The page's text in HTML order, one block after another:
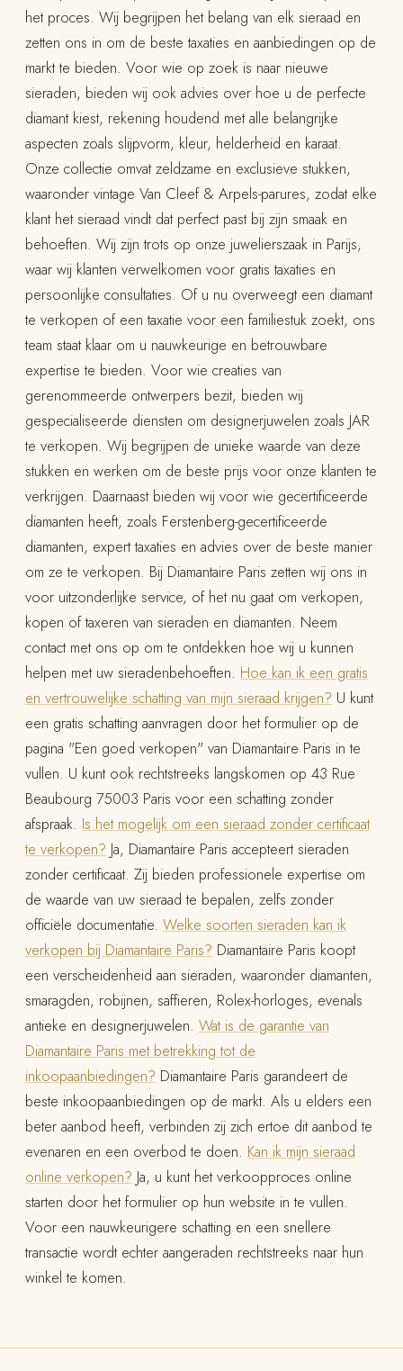
het proces. Wij begrijpen het belang van elk sieraad en
zetten ons in om de beste taxaties en aanbiedingen op de
markt te bieden. Voor wie op zoek is naar nieuwe
sieraden, bieden wij ook advies over hoe u de perfecte
diamant kiest, rekening houdend met alle belangrijke
aspecten zoals slijpvorm, kleur, helderheid en karaat.
Onze collectie omvat zeldzame en exclusieve stukken,
waaronder vintage Van Cleef & Arpels-parures, zodat elke
klant het sieraad vindt dat perfect past bij zijn smaak en
behoeften. Wij zijn trots op onze juwelierszaak in Parijs,
waar wij klanten verwelkomen voor gratis taxaties en
persoonlijke consultaties. Of u nu overweegt een diamant
te verkopen of een taxatie voor een familiestuk zoekt, ons
team staat klaar om u nauwkeurige en betrouwbare
expertise te bieden. Voor wie creaties van
gerenommeerde ontwerpers bezit, bieden wij
gespecialiseerde diensten om designerjuwelen zoals JAR
te verkopen. Wij begrijpen de unieke waarde van deze
stukken en werken om de beste prijs voor onze klanten te
verkrijgen. Daarnaast bieden wij voor wie gecertificeerde
diamanten heeft, zoals Ferstenberg-gecertificeerde
diamanten, expert taxaties en advies over de beste manier
om ze te verkopen. Bij Diamantaire Paris zetten wij ons in
voor uitzonderlijke service, of het nu gaat om verkopen,
kopen of taxeren van sieraden en diamanten. Neem
contact met ons op om te ontdekken hoe wij u kunnen
helpen met uw sieradenbehoeften. Hoe kan ik een gratis
en vertrouwelijke schatting van mijn sieraad krijgen? U kunt
een gratis schatting aanvragen door het formulier op de
pagina "Een goed verkopen" van Diamantaire Paris in te
vullen. U kunt ook rechtstreeks langskomen op 43 Rue
Beaubourg 75003 Paris voor een schatting zonder
afspraak. Is het mogelijk om een sieraad zonder certificaat
te verkopen? Ja, Diamantaire Paris accepteert sieraden
zonder certificaat. Zij bieden professionele expertise om
de waarde van uw sieraad te bepalen, zelfs zonder
officiële documentatie. Welke soorten sieraden kan ik
verkopen bij Diamantaire Paris? Diamantaire Paris koopt
een verscheidenheid aan sieraden, waaronder diamanten,
smaragden, robijnen, saffieren, Rolex-horloges, evenals
antieke en designerjuwelen. Wat is de garantie van
Diamantaire Paris met betrekking tot de
inkoopaanbiedingen? Diamantaire Paris garandeert de
beste inkoopaanbiedingen op de markt. Als u elders een
beter aanbod heeft, verbinden zij zich ertoe dit aanbod te
evenaren en een overbod te doen. Kan ik mijn sieraad
online verkopen? Ja, u kunt het verkoopproces online
starten door het formulier op hun website in te vullen.
Voor een nauwkeurigere schatting en een snellere
transactie wordt echter aangeraden rechtstreeks naar hun
winkel te komen.